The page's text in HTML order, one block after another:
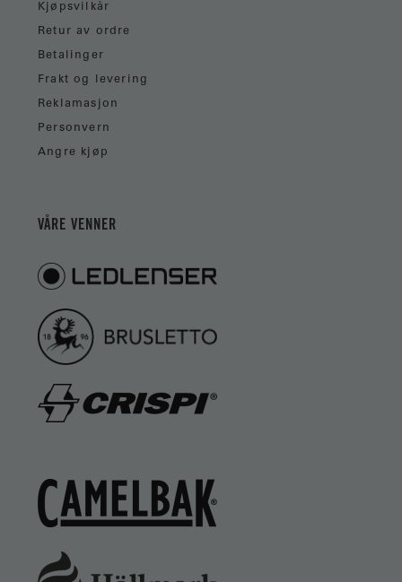
Kjøpsvilkår
Retur av ordre
Betalinger
Frakt og levering
Reklamasjon
Personvern
Angre kjøp
VÅRE VENNER